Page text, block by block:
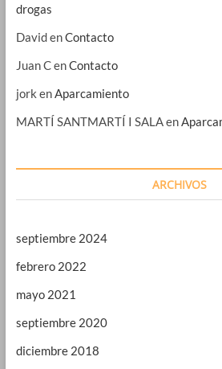
drogas
DavidenContacto
Juan CenContacto
jork en Aparcamiento
MARTÍ SANTMARTÍ I SALAen
ARCHIVOS
septiembre 2024
febrero 2022
mayo 2021
septiembre 2020
diciembre 2018